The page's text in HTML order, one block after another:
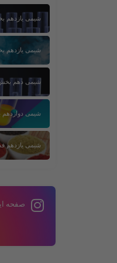
شیمی یازدهم
شیمی یازدهم
شیمی دهم
شیمی
شیمی یازدهم
صفحه